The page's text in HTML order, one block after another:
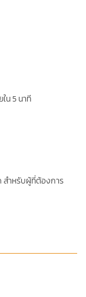
น 5 นาที
สำหรับผู้ที่ต้องการ